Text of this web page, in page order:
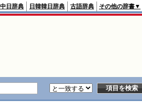
中日辞典 日韓韓日辞典 古語辞典 その他の辞書▼